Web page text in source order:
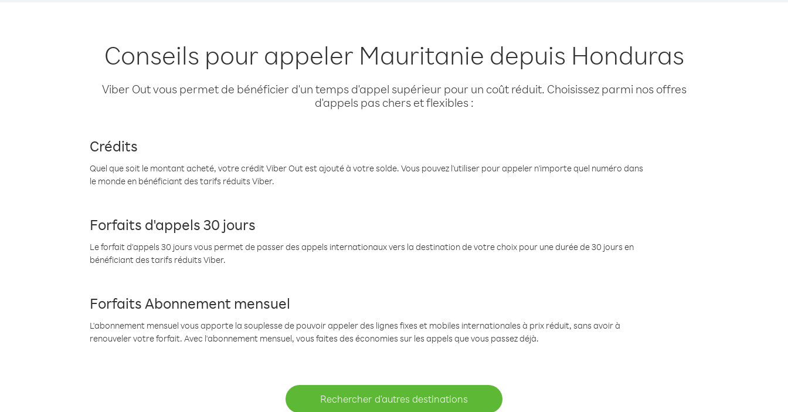
Conseils pour appeler Mauritanie depuis Honduras
Viber Out vous permet de bénéficier d'un temps d'appel supérieur pour un coût réduit. Choisissez parmi nos offres
d'appels pas chers et flexibles :
Crédits
Quel que soit le montant acheté, votre crédit Viber Out est ajouté à votre solde. Vous pouvez l'utiliser pour appeler n'importe quel numéro dans
le monde en bénéficiant des tarifs réduits Viber.
Forfaits d'appels 30 jours
Le forfait d'appels 30 jours vous permet de passer des appels internationaux vers la destination de votre choix pour une durée de 30 jours en
bénéficiant des tarifs réduits Viber.
Forfaits Abonnement mensuel
L'abonnement mensuel vous apporte la souplesse de pouvoir appeler des lignes fixes et mobiles internationales à prix réduit, sans avoir à
renouveler votre forfait. Avec l'abonnement mensuel, vous faites des économies sur les appels que vous passez déjà.
Rechercher d'autres destinations